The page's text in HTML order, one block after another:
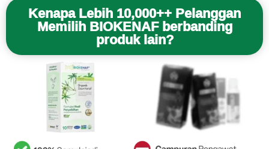
Kenapa Lebih 10,000++ Pelanggan
Memilih BIOKENAF berbanding
produk lain?